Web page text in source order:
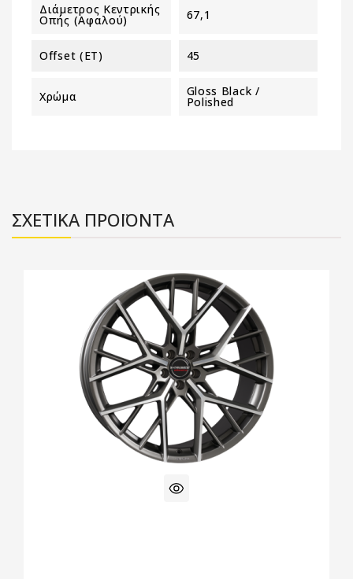
Διάμετρος Κεντρικής
Οπής (αφαλού) 67,1
Offset (ET) 45
Χρώμα Gloss Black /
Polished
ΣΧΕΤΙΚΑ ΠΡΟΪΟΝΤΑ